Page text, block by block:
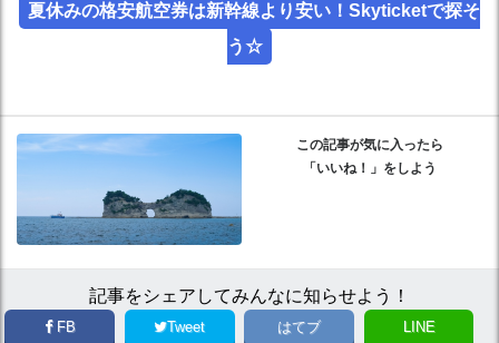
夏休みの格安航空券は新幹線より安い！Skyticketで探そ
う☆
この記事が気に入ったら
「いいね！」をしよう
記事をシェアしてみんなに知らせよう！
FB Tweet はてブ LINE